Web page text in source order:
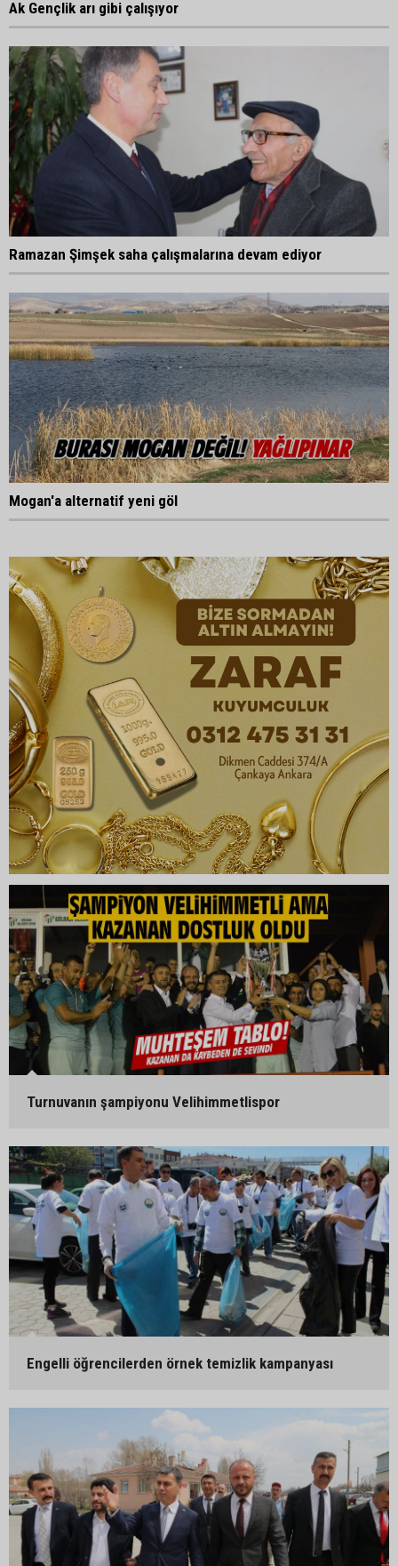
Ak Gençlik arı gibi çalışıyor
Ramazan Şimşek saha çalışmalarına devam ediyor
Mogan'a alternatif yeni göl
Turnuvanın şampiyonu Velihimmetlispor
Engelli öğrencilerden örnek temizlik kampanyası